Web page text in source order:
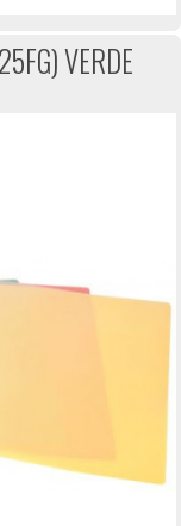
VERDE